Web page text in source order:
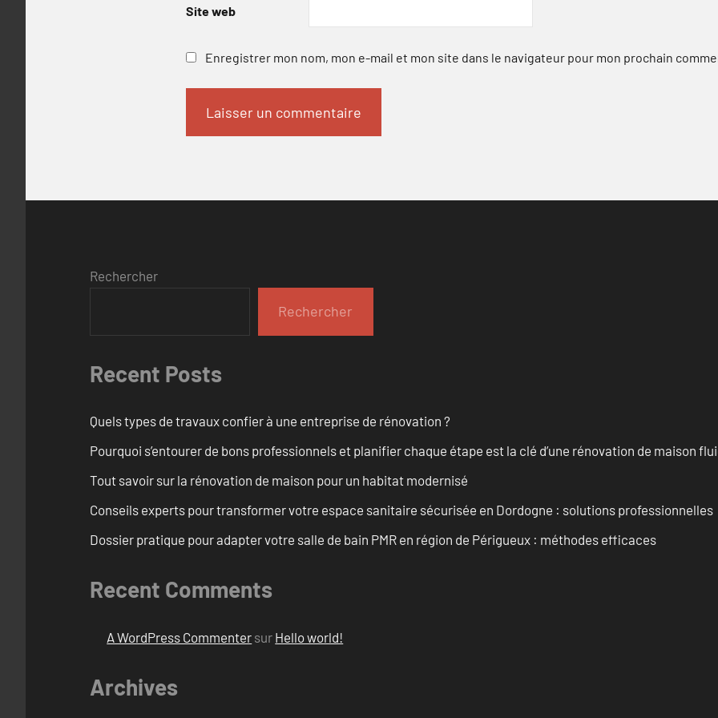
Site web
Enregistrer mon nom, mon e-mail et mon site dans le navigateur pour mon prochain
Rechercher
Rechercher
Recent Posts
Quels types de travaux confier à une entreprise de rénovation ?
Pourquoi s’entourer de bons professionnels et planifier chaque étape est la clé d’une rénovation de maison
Tout savoir sur la rénovation de maison pour un habitat modernisé
Conseils experts pour transformer votre espace sanitaire sécurisée en Dordogne : solutions professionnelles
Dossier pratique pour adapter votre salle de bain PMR en région de Périgueux : méthodes efficaces
Recent Comments
A WordPress Commenter sur Hello world!
Archives